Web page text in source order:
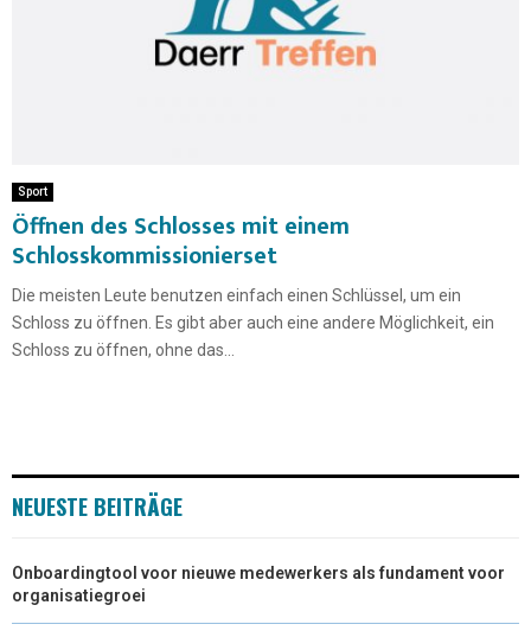
Sport
Öffnen des Schlosses mit einem
Schlosskommissionierset
Die meisten Leute benutzen einfach einen Schlüssel, um ein
Schloss zu öffnen. Es gibt aber auch eine andere Möglichkeit, ein
Schloss zu öffnen, ohne das...
NEUESTE BEITRÄGE
Onboardingtool voor nieuwe medewerkers als fundament voor
organisatiegroei